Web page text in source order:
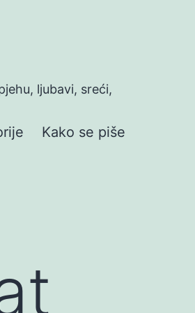
ljubavi, sreći,
Kako se piše